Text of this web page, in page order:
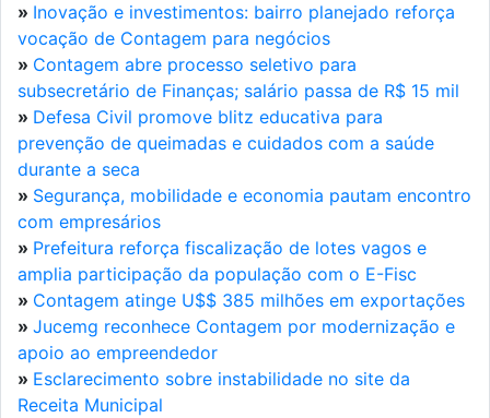
» Inovação e investimentos: bairro planejado reforça
vocação de Contagem para negócios
» Contagem abre processo seletivo para
subsecretário de Finanças; salário passa de R$ 15 mil
» Defesa Civil promove blitz educativa para
prevenção de queimadas e cuidados com a saúde
durante a seca
» Segurança, mobilidade e economia pautam encontro
com empresários
» Prefeitura reforça fiscalização de lotes vagos e
amplia participação da população com o E-Fisc
» Contagem atinge U$$ 385 milhões em exportações
» Jucemg reconhece Contagem por modernização e
apoio ao empreendedor
» Esclarecimento sobre instabilidade no site da
Receita Municipal